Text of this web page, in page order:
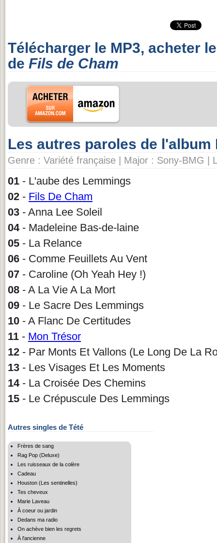
Télécharger le MP3, acheter
de Fils de Cham
Les autres paroles de
Genre : Variété française | Major : Sony-BMG |
01 - L'aube des Lemmings
02 - Fils De Cham
03 - Anna Lee Soleil
04- Madeleine Bas-de-laine
05 - La Relance
06 - Comme Feuillets Au Vent
07 - Caroline (Oh Yeah Hey !)
08 - A La Vie A La Mort
09 - Le Sacre Des Lemmings
10 - A Flanc De Certitudes
11 - Mon Trésor
12 - Par Monts Et Vallons (Le Long De La
13 - Les Visages Et Les Moments
14- La Croisée Des Chemins
15 - Le Crépuscule Des Lemmings
Autres singles de Tété
Frères de sang
Rag Pop (Deluxe)
Les ruisseaux de la colère
Cadeau
Houston (Les sentinelles)
Tes cheveux
Marie Laveau
À coeur ou jardin
Dedans ma radio
On achève bien les regrets
À l'ancienne